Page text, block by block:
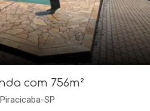
com 756m²
SP